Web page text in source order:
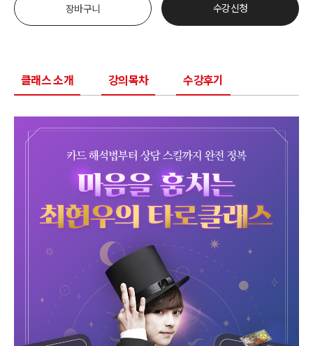
장바구니 수강신청
클래스 소개 강의목차 수강후기